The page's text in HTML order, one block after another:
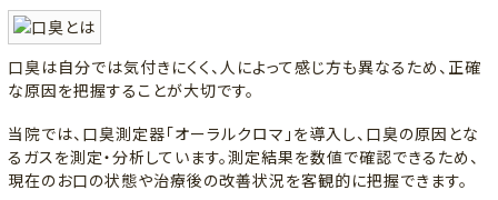
口臭は自分では気付きにくく、人によって感じ方も異なるため、正確
な原因を把握することが大切です。
当院では、口臭測定器「オーラルクロマ」を導入し、口臭の原因とな
るガスを測定・分析しています。測定結果を数値で確認できるため、
現在のお口の状態や治療後の改善状況を客観的に把握できます。